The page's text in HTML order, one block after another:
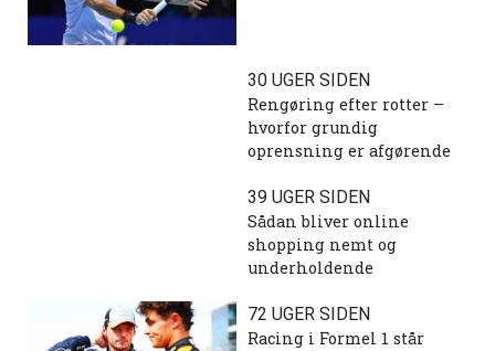
30 UGER SIDEN
Rengøring efter rotter –
hvorfor grundig
oprensning er afgørende
39 UGER SIDEN
Sådan bliver online
shopping nemt og
underholdende
72 UGER SIDEN
Racing i Formel 1 står